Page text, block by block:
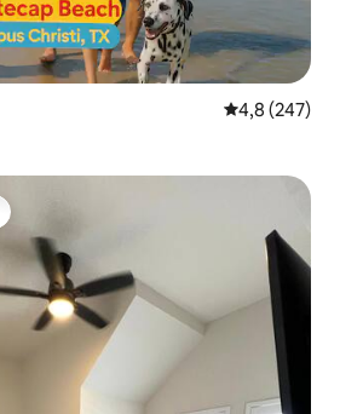
Gemiddelde
4,8 (247)